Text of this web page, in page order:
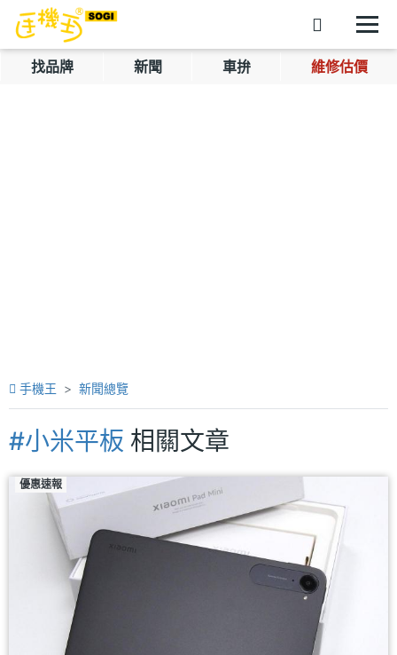
找品牌 新聞 車拚 維修估價
手機王 新聞總覽
#小米平板 相關文章
優惠速報